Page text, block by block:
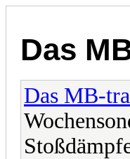
Das
Das MB-